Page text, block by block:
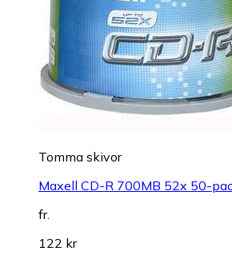
Tomma skivor
Maxell CD-R 700MB 52x 50-
fr.
122 kr